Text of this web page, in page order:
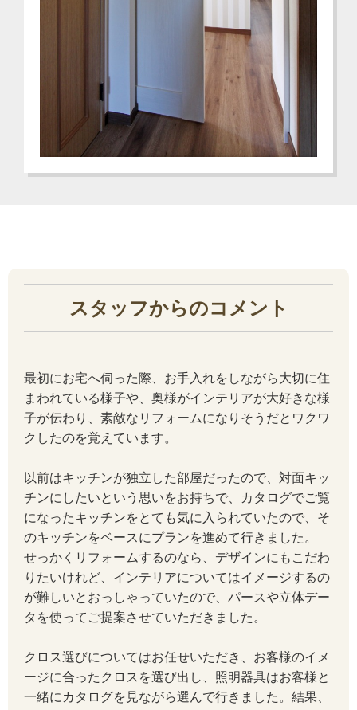
スタッフからのコメント
最初にお宅へ伺った際、お手入れをしながら大切に住
まわれている様子や、奥様がインテリアが大好きな様
子が伝わり、素敵なリフォームになりそうだとワクワ
クしたのを覚えています。
以前はキッチンが独立した部屋だったので、対面キッ
チンにしたいという思いをお持ちで、カタログでご覧
になったキッチンをとても気に入られていたので、そ
のキッチンをベースにプランを進めて行きました。
せっかくリフォームするのなら、デザインにもこだわ
りたいけれど、インテリアについてはイメージするの
が難しいとおっしゃっていたので、パースや立体デー
タを使ってご提案させていただきました。
クロス選びについてはお任せいただき、お客様のイメ
ージに合ったクロスを選び出し、照明器具はお客様と
一緒にカタログを見ながら選んで行きました。結果、